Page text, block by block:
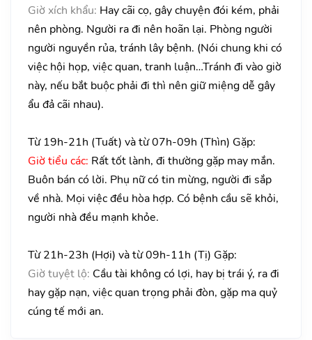
Giờ xích khẩu: Hay cãi cọ, gây chuyện đói kém, phải
nên phòng. Người ra đi nên hoãn lại. Phòng người
người nguyền rủa, tránh lây bệnh. (Nói chung khi có
việc hội họp, việc quan, tranh luận…Tránh đi vào giờ
này, nếu bắt buộc phải đi thì nên giữ miệng dễ gây
ẩu đả cãi nhau).
Từ 19h-21h (Tuất) và từ 07h-09h (Thìn) Gặp:
Giờ tiểu các: Rất tốt lành, đi thường gặp may mắn.
Buôn bán có lời. Phụ nữ có tin mừng, người đi sắp
về nhà. Mọi việc đều hòa hợp. Có bệnh cầu sẽ khỏi,
người nhà đều mạnh khỏe.
Từ 21h-23h (Hợi) và từ 09h-11h (Tị) Gặp:
Giờ tuyệt lộ: Cầu tài không có lợi, hay bị trái ý, ra đi
hay gặp nạn, việc quan trọng phải đòn, gặp ma quỷ
cúng tế mới an.